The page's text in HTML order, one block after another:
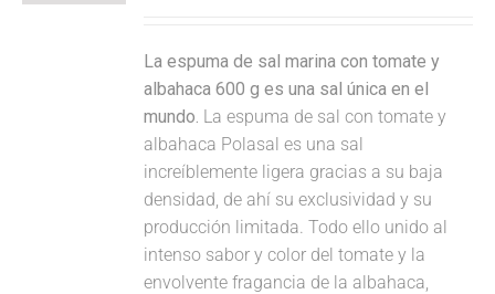
La espuma de sal marina con tomate y
albahaca 600 g es una sal única en el
mundo. La espuma de sal con tomate y
albahaca Polasal es una sal
increíblemente ligera gracias a su baja
densidad, de ahí su exclusividad y su
producción limitada. Todo ello unido al
intenso sabor y color del tomate y la
envolvente fragancia de la albahaca,